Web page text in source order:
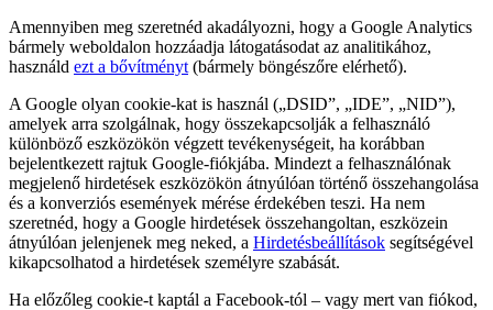
Amennyiben meg szeretnéd akadályozni, hogy a Google Analytics
bármely weboldalon hozzáadja látogatásodat az analitikához,
használd ezt a bővítményt (bármely böngészőre elérhető).
A Google olyan cookie-kat is használ („DSID”, „IDE”, „NID”),
amelyek arra szolgálnak, hogy összekapcsolják a felhasználó
különböző eszközökön végzett tevékenységeit, ha korábban
bejelentkezett rajtuk Google-fiókjába. Mindezt a felhasználónak
megjelenő hirdetések eszközökön átnyúlóan történő összehangolása
és a konverziós események mérése érdekében teszi. Ha nem
szeretnéd, hogy a Google hirdetések összehangoltan, eszközein
átnyúlóan jelenjenek meg neked, a Hirdetésbeállítások segítségével
kikapcsolhatod a hirdetések személyre szabását.
Ha előzőleg cookie-t kaptál a Facebook-tól – vagy mert van fiókod,